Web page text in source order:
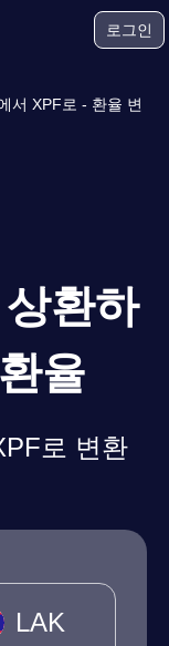
로그인
서 XPF로 - 환율 변
환하
율
로 변환
LAK